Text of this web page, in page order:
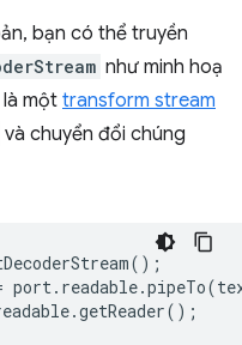
bạn có thể truyền
như minh hoạ
là một transform stream
và chuyển đổi chúng
();
port. readable.pipeTo(
.getReader();